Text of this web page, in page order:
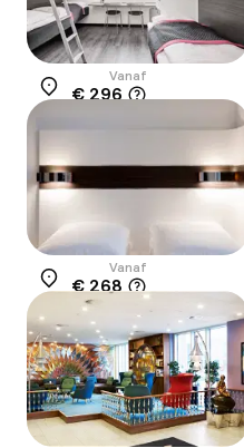
Locatie
Vanaf
€ 296
Locatie
Vanaf
€ 268